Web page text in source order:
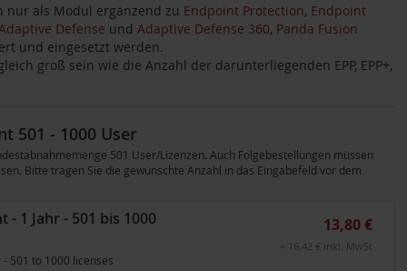
nur als Modul ergänzend zu Endpoint Protection, Endpoint
Defense und Adaptive Defense 360, Panda Fusion
und eingesetzt werden.
groß sein wie die Anzahl der darunterliegenden EPP, EPP+,
501 - 1000 User
501 User/Lizenzen. Auch Folgebestellungen müssen
Bitte tragen Sie die gewünschte Anzahl in das Eingabefeld vor dem
- 1 Jahr - 501 bis 1000
501 to 1000 licenses
13,80 €
= 16,42 € inkl. MwSt